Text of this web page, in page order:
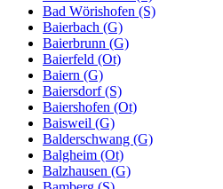
Bad Wörishofen (S)
Baierbach (G)
Baierbrunn (G)
Baierfeld (Ot)
Baiern (G)
Baiersdorf (S)
Baiershofen (Ot)
Baisweil (G)
Balderschwang (G)
Balgheim (Ot)
Balzhausen (G)